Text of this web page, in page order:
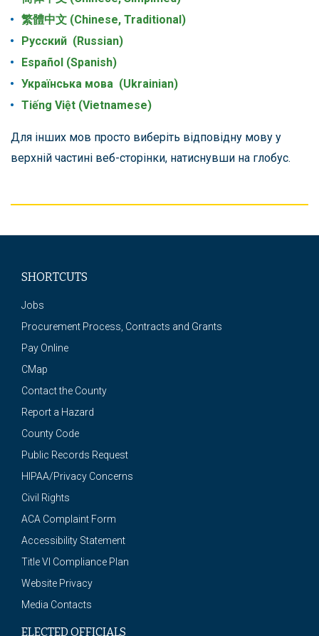
繁體中文 (Chinese, Traditional)
Русский (Russian)
Español (Spanish)
Українська мова (Ukrainian)
Tiếng Việt (Vietnamese)
Для інших мов просто виберіть відповідну мову у
верхній частині веб-сторінки, натиснувши на глобус.
SHORTCUTS
Jobs
Procurement Process, Contracts and Grants
Pay Online
CMap
Contact the County
Report a Hazard
County Code
Public Records Request
HIPAA/Privacy Concerns
Civil Rights
ACA Complaint Form
Accessibility Statement
Title VI Compliance Plan
Website Privacy
Media Contacts
ELECTED OFFICIALS